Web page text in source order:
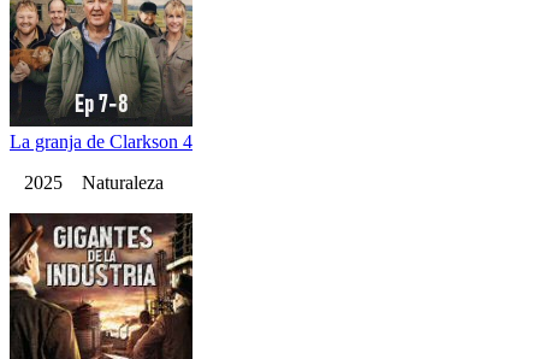
La granja de Clarkson 4
2025 Naturaleza